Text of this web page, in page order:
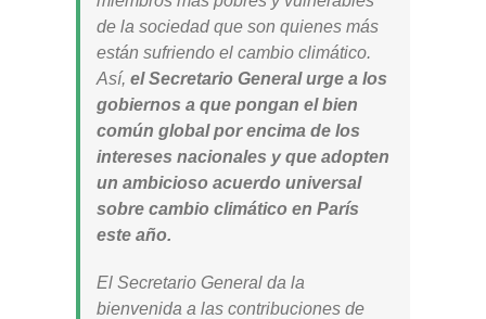
de la sociedad que son quienes más
están sufriendo el cambio climático.
Así, el Secretario General urge a los
gobiernos a que pongan el bien
común global por encima de los
intereses nacionales y que adopten
un ambicioso acuerdo universal
sobre cambio climático en París
este año.
El Secretario General da la
bienvenida a las contribuciones de